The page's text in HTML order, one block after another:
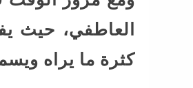
العاطفي، حيث
كثرة ما يراه